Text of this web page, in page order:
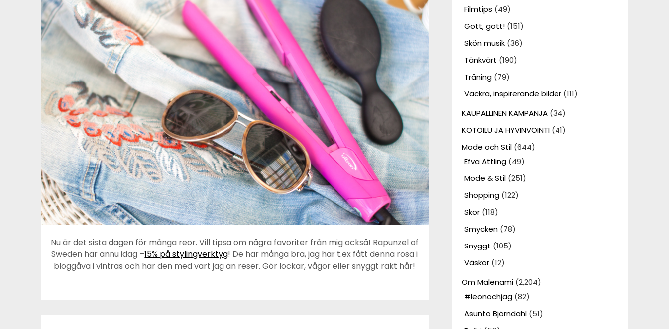
Nu är det sista dagen för många reor. Vill tipsa om några favoriter från mig också! Rapunzel of
Sweden har ännu idag –15% på stylingverktyg! De har många bra, jag har t.ex fått denna rosa i
bloggåva i vintras och har den med vart jag än reser. Gör lockar, vågor eller snyggt rakt hår!
Filmtips (49)
Gott, gott!(151)
Skön musik(36)
Tänkvärt (190)
Träning(79)
Vackra, inspirerande bilder(111)
KAUPALLINEN KAMPANJA(34)
KOTOILU JA HYVINVOINTI(41)
Mode och Stil(644)
Efva Attling(49)
Mode & Stil(251)
Shopping(122)
Skor(118)
Smycken(78)
Snyggt (105)
Väskor(12)
Om Malenami(2,204)
#leonochjag(82)
Asunto Björndahl(51)